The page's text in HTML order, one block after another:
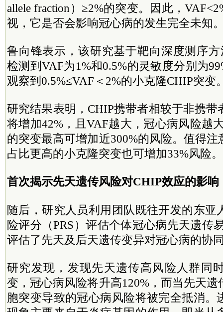
allele fraction）≥2%的突变。因此，
视，它是否会影响冠心病的发生完全未知
鲁向锋表示，该研究基于靶向深度测序
检测到VAF为1%和0.5%的灵敏度分别为
观察到0.5%≤VAF＜2%的小克隆CHIP突变
研究结果表明，CHIP携带者相较于非携带
将增加42%，且VAF越大，冠心病风险越
的突变最高可增加近300%的风险。值得
占比更高的小克隆突变也可增加33%风险。
首次揭示先天遗传风险对CHIP效应的影响
随后，研究人员利用团队既往开发的东亚
险评分（PRS）评估个体冠心病先天遗传
评估了先天及后天遗传变异对冠心病的协
研究发现，发现先天遗传高风险人群同
变，冠心病风险将升高120%，而当先天
胞突变导致的冠心病风险将被完全抵消。